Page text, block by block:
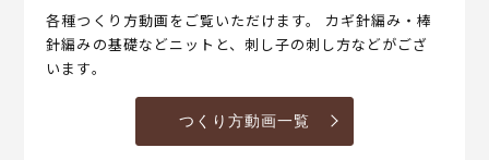
各種つくり方動画をご覧いただけます。 カギ針編み・棒
針編みの基礎などニットと、刺し子の刺し方などがござ
います。
つくり方動画一覧